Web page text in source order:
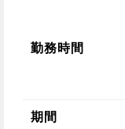
勤務時間
期間